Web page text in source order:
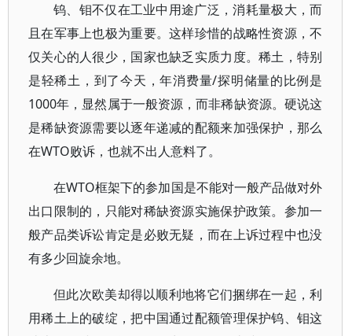
钨、钼不仅在工业中用途广泛，消耗量极大，而
且在军事上也极为重要。这样珍惜的战略性资源，不
仅关心的人很少，国家也缺乏实质力度。稀土，特别
是轻稀土，到了今天，年消费量/探明储量的比例是
1000年，显然属于一般资源，而非稀缺资源。硬说这
是稀缺资源需要以逐年递减的配额来加强保护，那么
在WTO败诉，也就不出人意料了。
在WTO框架下的参加国是不能对一般产品做对外
出口限制的，只能对稀缺资源实施保护政策。参加一
般产品类诉讼肯定是必败无疑，而在上诉过程中也没
有多少回旋余地。
但此次欧美却得以顺利地将它们捆绑在一起，利
用稀土上的破绽，把中国通过配额管理保护钨、钼这